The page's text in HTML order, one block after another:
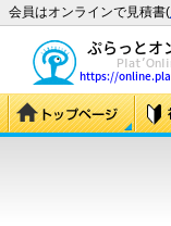
会員はオンラインで見積書(